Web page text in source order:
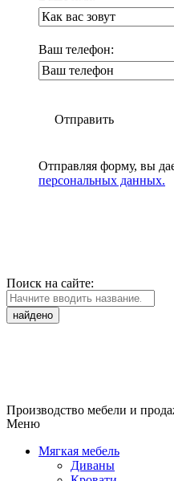
Ваш телефон:
Отправить
Отправляя форму, вы
персональных данных.
Поиск на сайте:
найдено
Производство мебели и
Меню
Мягкая мебель
Диваны